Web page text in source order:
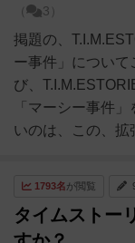
（ 3）
掲題の、
ー事件」について
び、
「マーシー事件
いのは、この、拡
1793名が閲覧
タイムストー